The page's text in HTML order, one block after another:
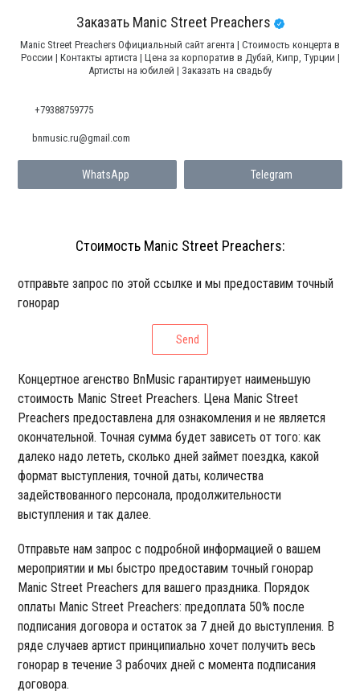
Заказать Manic Street Preachers
Manic Street Preachers Официальный сайт агента | Стоимость концерта в
России | Контакты артиста | Цена за корпоратив в Дубай, Кипр, Турции |
Артисты на юбилей | Заказать на свадьбу
+79388759775
WhatsApp Telegram
bnmusic.ru@gmail.com
Стоимость Manic Street Preachers:
отправьте запрос по этой ссылке и мы предоставим точный
гонорар
Send
Концертное агенство BnMusic гарантирует наименьшую
стоимость Manic Street Preachers. Цена Manic Street
Preachers предоставлена для ознакомления и не является
окончательной. Точная сумма будет зависеть от того: как
далеко надо лететь, сколько дней займет поездка, какой
формат выступления, точной даты, количества
задействованного персонала, продолжительности
выступления и так далее.
Отправьте нам запрос с подробной информацией о вашем
мероприятии и мы быстро предоставим точный гонорар
Manic Street Preachers для вашего праздника. Порядок
оплаты Manic Street Preachers: предоплата 50% после
подписания договора и остаток за 7 дней до выступления. В
ряде случаев артист принципиально хочет получить весь
гонорар в течение 3 рабочих дней с момента подписания
договора.